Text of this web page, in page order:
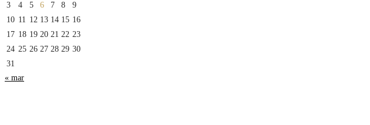
3
4 5 6 7 8
9
10 11 12 13 14 15 16
17 18 19 20 21 22 23
24 25 26 27 28 29 30
31
« mar